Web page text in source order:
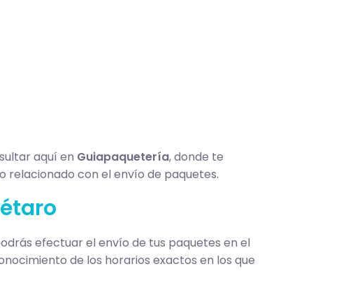
aquí en Guiapaquetería, donde te
relacionado con el envío de paquetes.
efectuar el envío de tus paquetes en el
de los horarios exactos en los que